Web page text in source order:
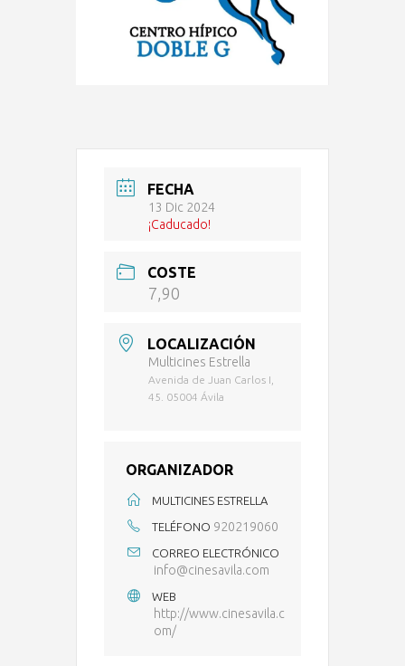
FECHA
13 Dic 2024
¡Caducado!
COSTE
7,90
LOCALIZACIÓN
Multicines Estrella
Avenida de Juan Carlos I,
45. 05004 Ávila
ORGANIZADOR
MULTICINES ESTRELLA
TELÉFONO 920219060
CORREO ELECTRÓNICO
info@cinesavila.com
WEB
http://www.cinesavila.c
om/